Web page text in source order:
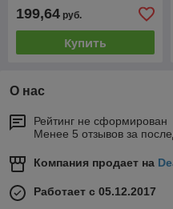
199,64 руб.
Купить
О нас
Рейтинг не сформирован
Менее 5 отзывов за
Компания продает на
Работает с 05.12.2017